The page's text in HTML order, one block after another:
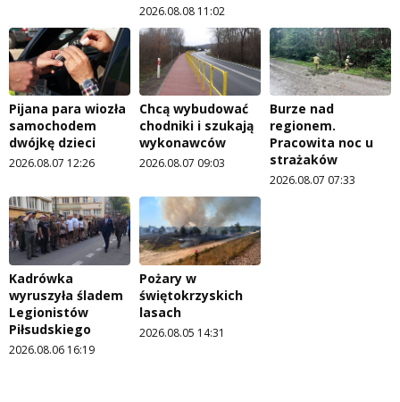
2026.08.08 11:02
Pijana para wiozła
samochodem
dwójkę dzieci
2026.08.07 12:26
Chcą wybudować
chodniki i szukają
wykonawców
2026.08.07 09:03
Burze nad
regionem.
Pracowita noc u
strażaków
2026.08.07 07:33
Kadrówka
wyruszyła śladem
Legionistów
Piłsudskiego
2026.08.06 16:19
Pożary w
świętokrzyskich
lasach
2026.08.05 14:31